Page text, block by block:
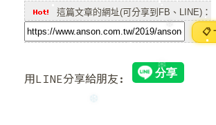
這篇文章的網址(可分享到FB、LINE)：
📋
用LINE分享給朋友:
❄